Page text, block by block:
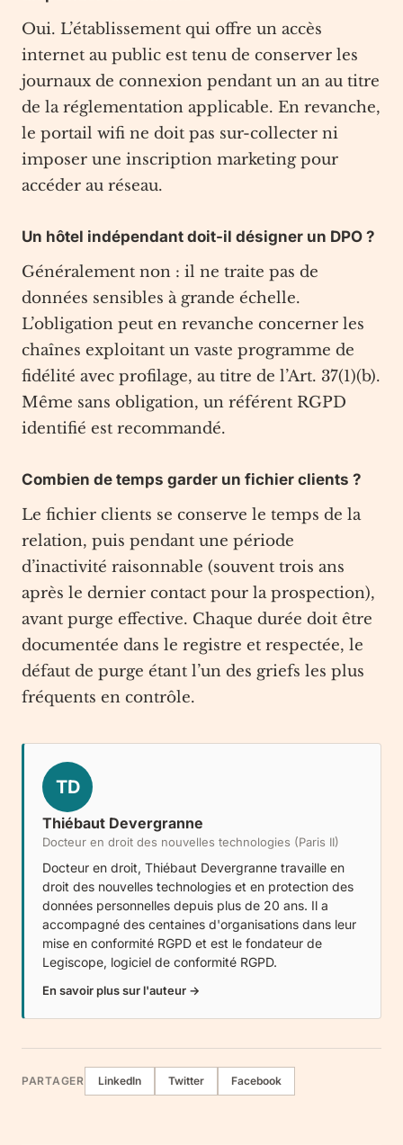
Oui. L’établissement qui offre un accès
internet au public est tenu de conserver les
journaux de connexion pendant un an au titre
de la réglementation applicable. En revanche,
le portail wifi ne doit pas sur-collecter ni
imposer une inscription marketing pour
accéder au réseau.
Un hôtel indépendant doit-il désigner un DPO ?
Généralement non : il ne traite pas de
données sensibles à grande échelle.
L’obligation peut en revanche concerner les
chaînes exploitant un vaste programme de
fidélité avec profilage, au titre de l’Art. 37(1)(b).
Même sans obligation, un référent RGPD
identifié est recommandé.
Combien de temps garder un fichier clients ?
Le fichier clients se conserve le temps de la
relation, puis pendant une période
d’inactivité raisonnable (souvent trois ans
après le dernier contact pour la prospection),
avant purge effective. Chaque durée doit être
documentée dans le registre et respectée, le
défaut de purge étant l’un des griefs les plus
fréquents en contrôle.
TD
Thiébaut Devergranne
Docteur en droit des nouvelles technologies (Paris II)
Docteur en droit, Thiébaut Devergranne travaille en
droit des nouvelles technologies et en protection des
données personnelles depuis plus de 20 ans. Il a
accompagné des centaines d'organisations dans leur
mise en conformité RGPD et est le fondateur de
Legiscope, logiciel de conformité RGPD.
En savoir plus sur l'auteur →
PARTAGER LinkedIn Twitter Facebook